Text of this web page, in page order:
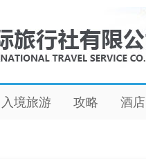
入境旅游 攻略 酒店